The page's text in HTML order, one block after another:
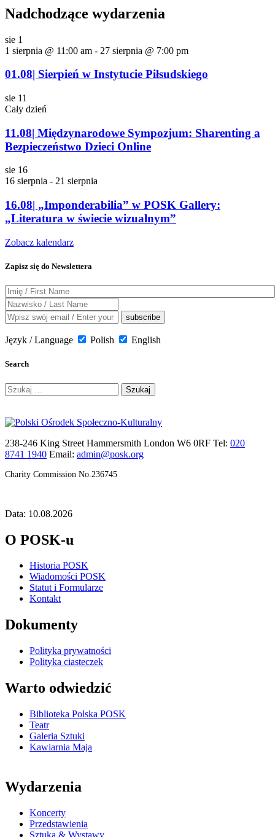
Nadchodzące wydarzenia
sie 1
1 sierpnia @ 11:00 am - 27 sierpnia @ 7:00 pm
01.08| Sierpień w Instytucie Piłsudskiego
sie 11
Cały dzień
11.08| Międzynarodowe Sympozjum: Sharenting a
Bezpieczeństwo Dzieci Online
sie 16
16 sierpnia - 21 sierpnia
16.08| „Imponderabilia” w POSK Gallery:
„Literatura w świecie wizualnym”
Zobacz kalendarz
Zapisz się do Newslettera
Język / Language Polish English
Search
Szukaj:
238-246 King Street Hammersmith London W6 0RF Tel: 020
8741 1940 Email: admin@posk.org
Charity Commission No.236745
Data: 10.08.2026
O POSK-u
Historia POSK
Wiadomości POSK
Statut i Formularze
Kontakt
Dokumenty
Polityka prywatności
Polityka ciasteczek
Warto odwiedzić
Biblioteka Polska POSK
Teatr
Galeria Sztuki
Kawiarnia Maja
Wydarzenia
Koncerty
Przedstawienia
Sztuka & Wystawy